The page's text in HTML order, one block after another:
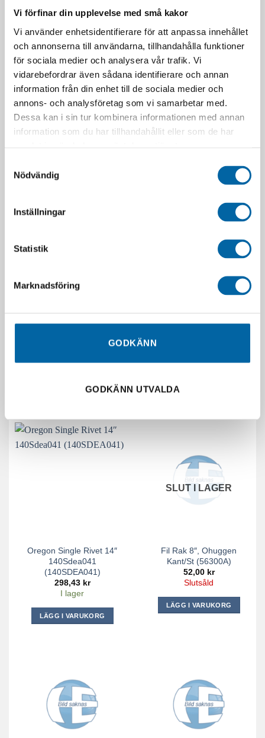
Vi förfinar din upplevelse med små kakor
Vi använder enhetsidentifierare för att anpassa innehållet
och annonserna till användarna, tillhandahålla funktioner
för sociala medier och analysera vår trafik. Vi
vidarebefordrar även sådana identifierare och annan
information från din enhet till de sociala medier och
annons- och analysföretag som vi samarbetar med.
Dessa kan i sin tur kombinera informationen med annan
information som du har tillhandahållit eller som de har
Nödvändig
Inställningar
Statistik
Marknadsföring
GODKÄNN
GODKÄNN UTVALDA
LÄGG I VARUKORG LÄGG I VARUKORG
Oregon Single Rivet 14″
140Sdea041
(140SDEA041)
298,43 kr
I lager
LÄGG I VARUKORG
SLUT I LAGER
Fil Rak 8″, Ohuggen
Kant/St (56300A)
52,00 kr
Slutsåld
LÄGG I VARUKORG